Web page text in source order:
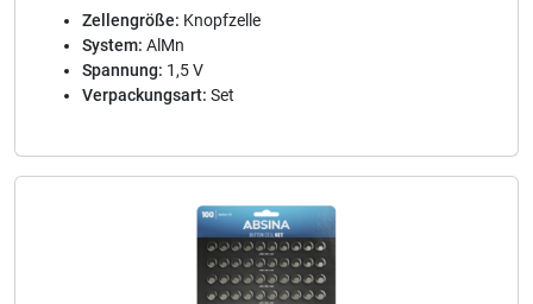
Zellengröße: Knopfzelle
System: AlMn
Spannung: 1,5 V
Verpackungsart: Set